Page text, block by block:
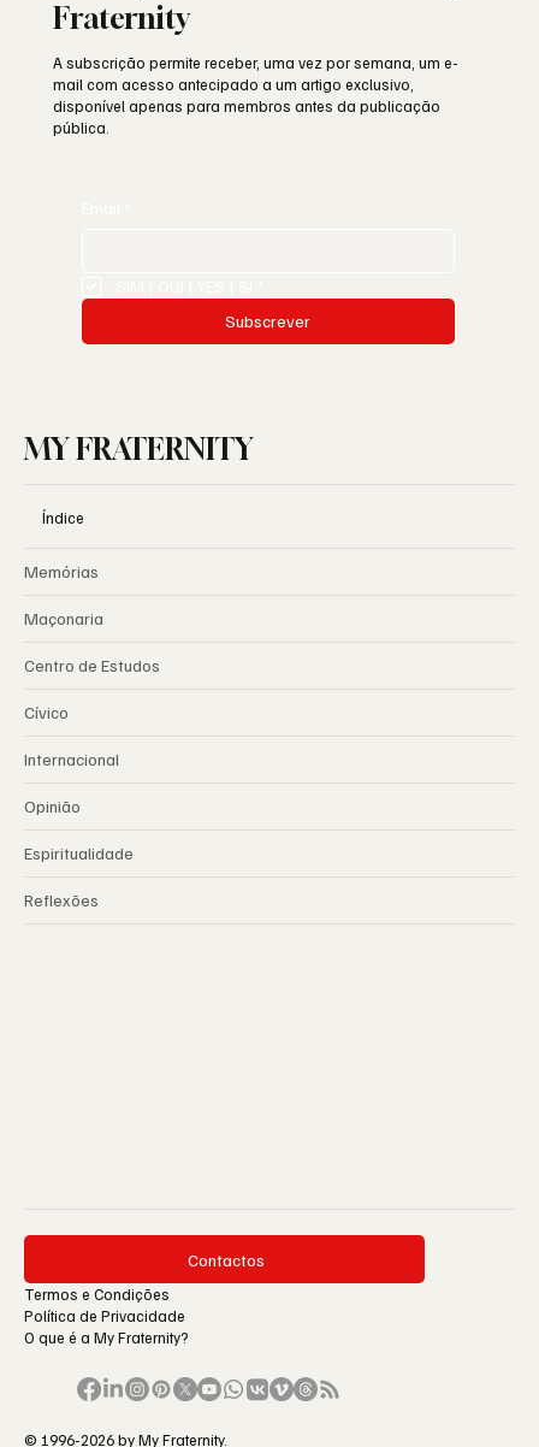
Fraternity
A subscrição permite receber, uma vez por semana, um e-
mail com acesso antecipado a um artigo exclusivo,
disponível apenas para membros antes da publicação
pública.
Subscrever
MY FRATERNITY
Índice
Memórias
Maçonaria
Centro de Estudos
Cívico
Internacional
Opinião
Espiritualidade
Reflexões
Contactos
Termos e Condições
Política de Privacidade
O que é a My Fraternity?
© 1996-2026 by My Fraternity.